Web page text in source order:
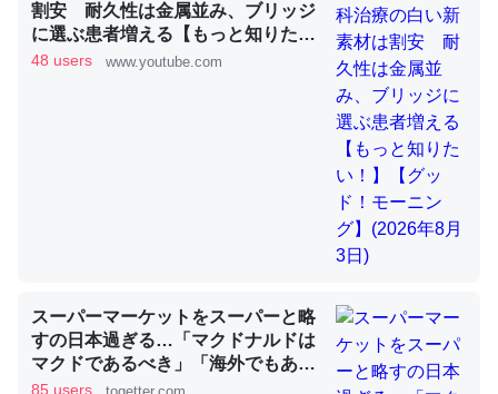
論文では「淡水はカルシウムも酸素も不足してて両方に不
利だから両方が拮抗してるのでは」とあって面白い。海に
いる鋏角類（カブトガニ・ウミグモ）はカルシウムを使わ
ずキチンを強化してる筈だが、酵素が違うのか？
─ニュース :: 【研究発表】昆虫学の大問題＝「昆虫はなぜ海にいな
類は苦労してるんだな…。腹足類だと殻を無くしてナメク
ジになったり努力してるし。
─ニュース :: 【研究発表】昆虫学の大問題＝「昆虫はなぜ海にいな
割安 耐久性は金属並み、ブリッジ
に選ぶ患者増える【もっと知りた
い！】【グッド！モーニング】
48 users www.youtube.com
スーパーマーケットをスーパーと略
すの日本過ぎる…「マクドナルドは
マクドであるべき」「海外でもあ
る」など
85 users